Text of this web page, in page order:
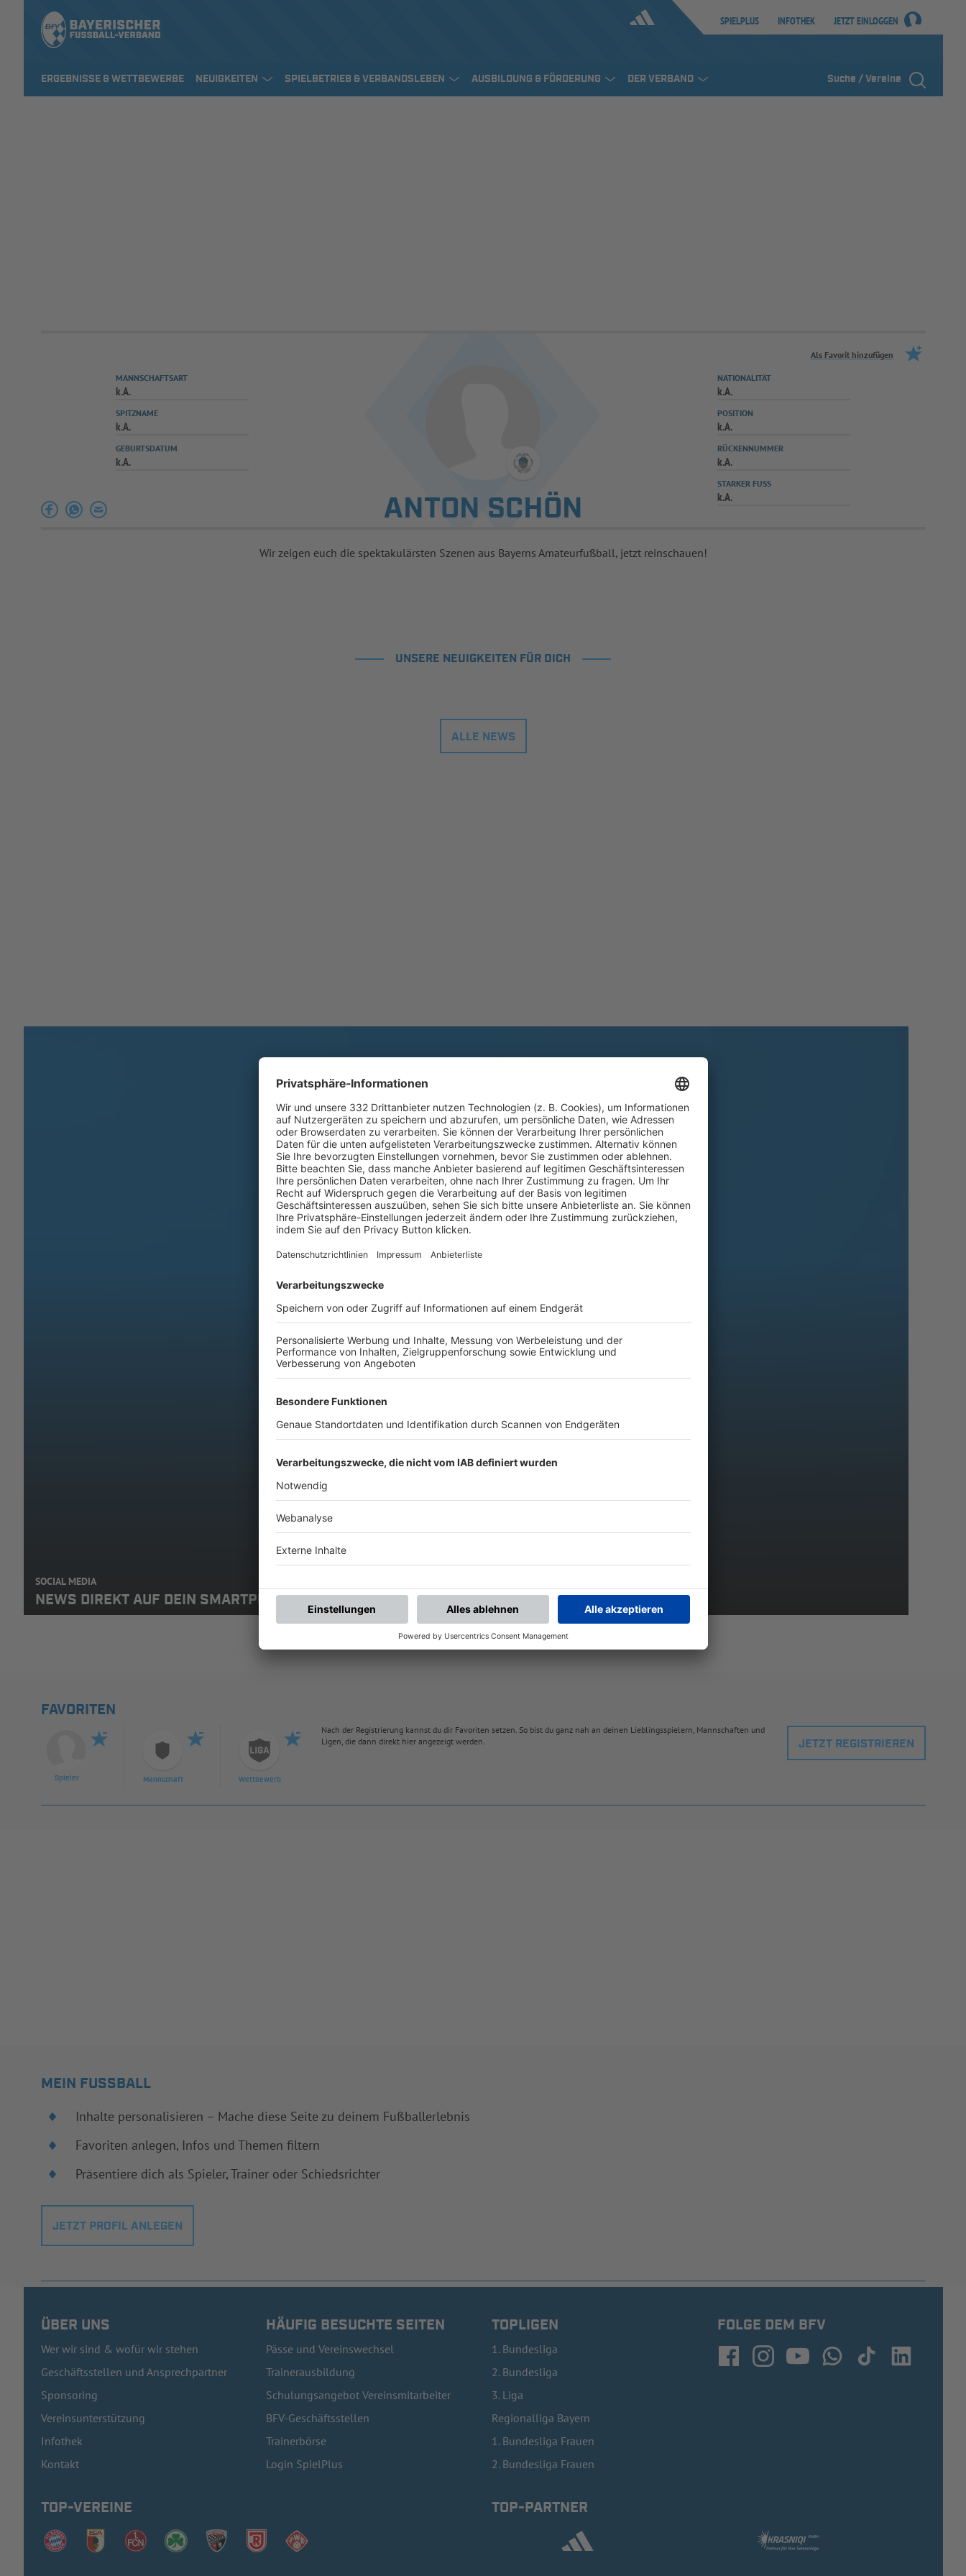
SPIELPLUS INFOTHEK JETZT EINLOGGEN
ERGEBNISSE & WETTBEWERBE NEUIGKEITEN SPIELBETRIEB & VERBANDSLEBEN AUSBILDUNG & FÖRDERUNG DER VERBAND Suche / Vereine
Als Favorit hinzufügen
ANTON SCHÖN
MANNSCHAFTSART
k.A.
SPITZNAME
k.A.
GEBURTSDATUM
k.A.
NATIONALITÄT
k.A.
POSITION
k.A.
RÜCKENNUMMER
k.A.
STARKER FUSS
k.A.
Wir zeigen euch die spektakulärsten Szenen aus Bayerns Amateurfußball, jetzt reinschauen!
UNSERE NEUIGKEITEN FÜR DICH
ALLE NEWS
SOCIAL MEDIA
NEWS DIREKT AUF DEIN SMARTPHONE: ABONNIERE DEN BFV-WHATSAPP-KANAL!
FAVORITEN
Spieler Mannschaft Wettbewerb
Nach der Registrierung kannst du dir Favoriten setzen. So bist du ganz nah an deinen Lieblingsspielern, Mannschaften und
Ligen, die dann direkt hier angezeigt werden.
JETZT REGISTRIEREN
MEIN FUSSBALL
Inhalte personalisieren – Mache diese Seite zu deinem Fußballerlebnis
Favoriten anlegen, Infos und Themen filtern
Präsentiere dich als Spieler, Trainer oder Schiedsrichter
JETZT PROFIL ANLEGEN
ÜBER UNS
Wer wir sind & wofür wir stehen
Geschäftsstellen und Ansprechpartner
Sponsoring
Vereinsunterstützung
Infothek
Kontakt
HÄUFIG BESUCHTE SEITEN
Pässe und Vereinswechsel
Trainerausbildung
Schulungsangebot Vereinsmitarbeiter
BFV-Geschäftsstellen
Trainerbörse
Login SpielPlus
TOPLIGEN
1. Bundesliga
2. Bundesliga
3. Liga
Regionalliga Bayern
1. Bundesliga Frauen
2. Bundesliga Frauen
FOLGE DEM BFV
TOP-VEREINE TOP-PARTNER